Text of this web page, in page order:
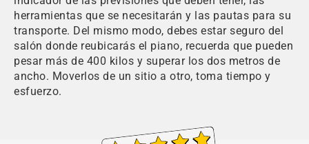
herramientas que se necesitarán y las pautas para su
transporte. Del mismo modo, debes estar seguro del
salón donde reubicarás el piano, recuerda que pueden
pesar más de 400 kilos y superar los dos metros de
ancho. Moverlos de un sitio a otro, toma tiempo y
esfuerzo.